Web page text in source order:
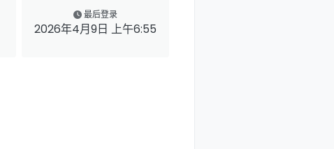
最后登录
2026年4月9日 上午6:55